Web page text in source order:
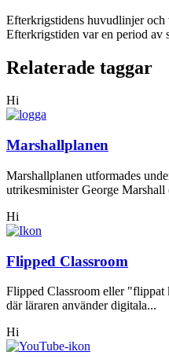
Efterkrigstidens huvudlinjer
Efterkrigstiden var en period av
Relaterade taggar
Hi
Marshallplanen
Marshallplanen utformades
utrikesminister George Marshall
Hi
Flipped Classroom
Flipped Classroom eller "flippat
där läraren använder digitala...
Hi